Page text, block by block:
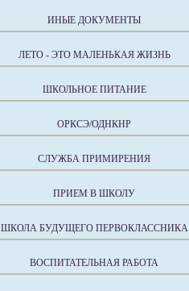
ИНЫЕ ДОКУМЕНТЫ
ЛЕТО - ЭТО МАЛЕНЬКАЯ ЖИЗНЬ
ШКОЛЬНОЕ ПИТАНИЕ
ОРКСЭ/ОДНКНР
СЛУЖБА ПРИМИРЕНИЯ
ПРИЕМ В ШКОЛУ
ШКОЛА БУДУЩЕГО ПЕРВОКЛАССНИКА
ВОСПИТАТЕЛЬНАЯ РАБОТА